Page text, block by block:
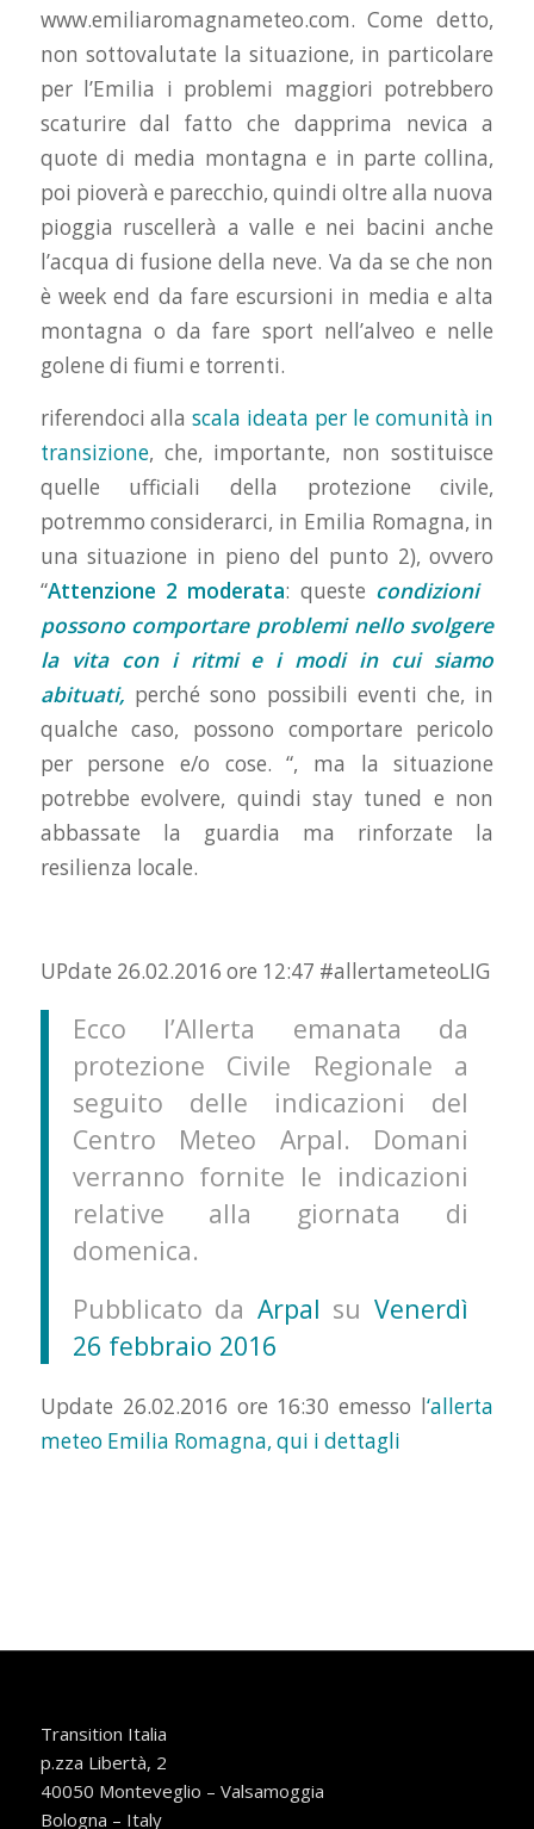
www.emiliaromagnameteo.com. Come detto,
non sottovalutate la situazione, in particolare
per l’Emilia i problemi maggiori potrebbero
scaturire dal fatto che dapprima nevica a
quote di media montagna e in parte collina,
poi pioverà e parecchio, quindi oltre alla nuova
pioggia ruscellerà a valle e nei bacini anche
l’acqua di fusione della neve. Va da se che non
è week end da fare escursioni in media e alta
montagna o da fare sport nell’alveo e nelle
golene di fiumi e torrenti.
riferendoci allascala ideata per le comunità in
transizione, che, importante, non sostituisce
quelle ufficiali della protezione civile,
potremmo considerarci, in Emilia Romagna, in
una situazione in pieno del punto 2), ovvero
“Attenzione 2 moderata: queste condizioni
possono comportare problemi nello svolgere
la vita con i ritmi e i modi in cui siamo
abituati, perché sono possibili eventi che, in
qualche caso, possono comportare pericolo
per persone e/o cose. “, ma la situazione
potrebbe evolvere, quindi stay tuned e non
abbassate la guardia ma rinforzate la
resilienza locale.
UPdate 26.02.2016 ore 12:47 #allertameteoLIG
Ecco l’Allerta emanata da
protezione Civile Regionale a
seguito delle indicazioni del
Centro Meteo Arpal. Domani
verranno fornite le indicazioni
relative alla giornata di
domenica.
Pubblicato da Arpal suVenerdì
26 febbraio 2016
Update 26.02.2016 ore 16:30 emesso l‘allerta
meteo Emilia Romagna, qui i dettagli
Transition Italia
p.zza Libertà, 2
40050 Monteveglio – Valsamoggia
Bologna – Italy